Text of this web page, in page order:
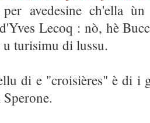
per avedesine ch'ella
Lecoq : nò, hè
turisimu di lussu.
di e "croisières" è di i